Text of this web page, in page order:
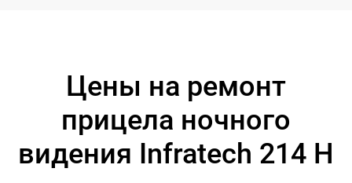
Цены на ремонт
прицела ночного
видения Infratech 214 Н